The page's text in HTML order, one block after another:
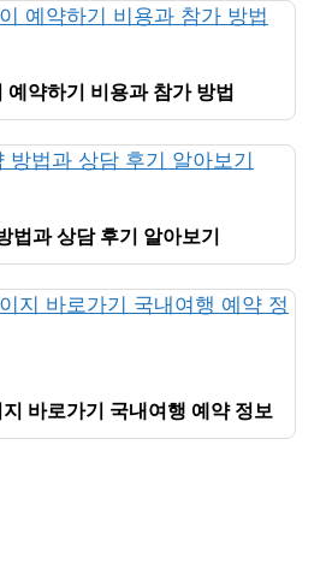
약하기 비용과 참가 방법
법과 상담 후기 알아보기
바로가기 국내여행 예약 정보